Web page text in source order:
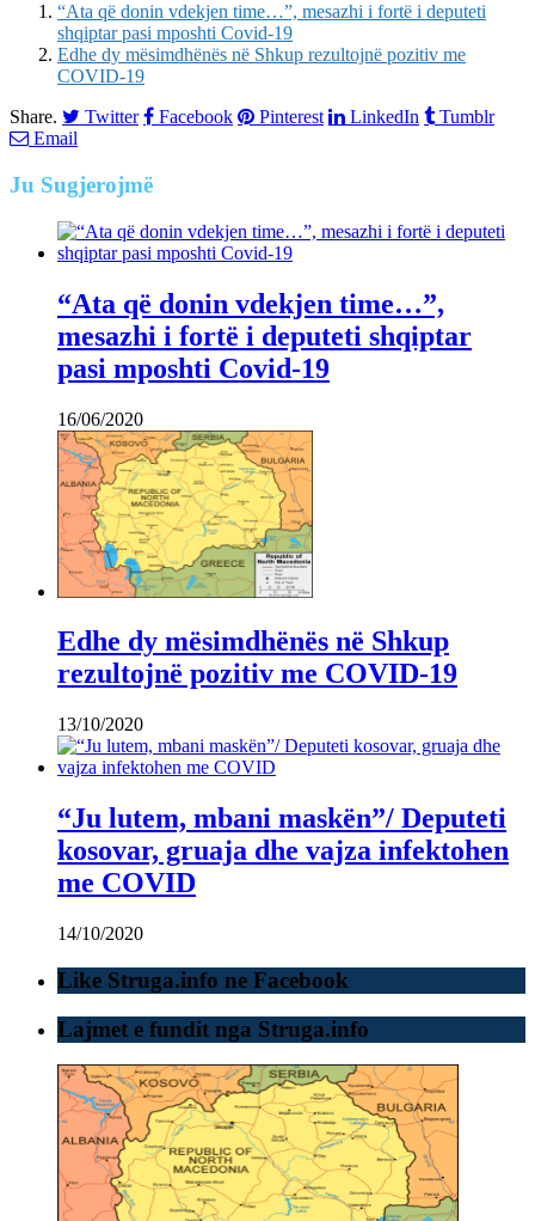
“Ata që donin vdekjen time…”, mesazhi i fortë i deputeti
shqiptar pasi mposhti Covid-19
Edhe dy mësimdhënës në Shkup rezultojnë pozitiv me
COVID-19
Share.
Twitter Facebook Pinterest LinkedIn
Tumblr
Email
Ju Sugjerojmë
“Ata që donin vdekjen time…”,
mesazhi i fortë i deputeti shqiptar
pasi mposhti Covid-19
16/06/2020
Edhe dy mësimdhënës në Shkup
rezultojnë pozitiv me COVID-19
13/10/2020
“Ju lutem, mbani maskën”/ Deputeti
kosovar, gruaja dhe vajza infektohen
me COVID
14/10/2020
Like Struga.info ne Facebook
Lajmet e fundit nga Struga.info